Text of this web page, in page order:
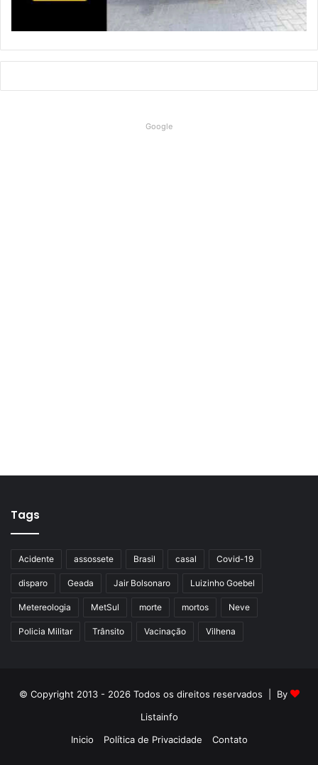
Google
Tags
Acidente assossete Brasil casal Covid-19
disparo Geada Jair Bolsonaro Luizinho Goebel
Metereologia MetSul morte mortos Neve
Policia Militar Trânsito Vacinação Vilhena
© Copyright 2013 - 2026 Todos os direitos reservados | By
Listainfo
Inicio
Política de Privacidade Contato